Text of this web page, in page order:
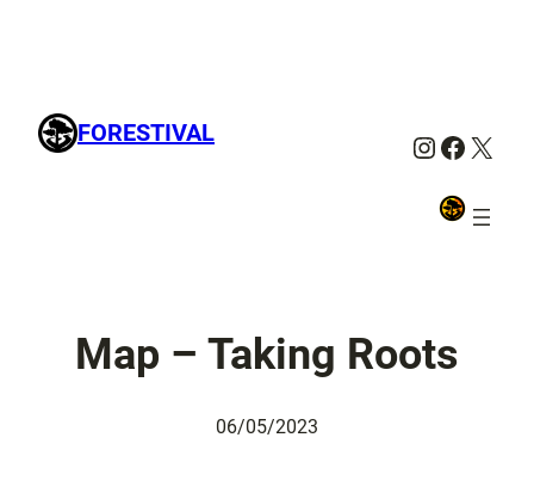
FORESTIVAL X
Map – Taking Roots
06/05/2023